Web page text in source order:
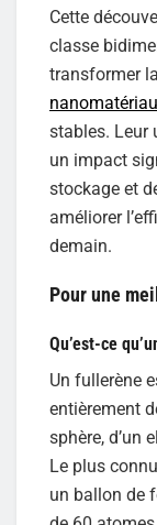
Cette
classe
transformer
stables. Leur
un impact
stockage et
améliorer
demain.
Pour une
Qu’est-ce
Un fullerène
entièrement
sphère, d’un
Le plus
un ballon de